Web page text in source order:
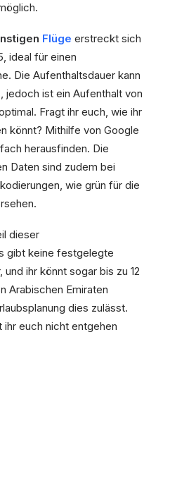
Flüge erstreckt sich
ideal für einen
Die Aufenthaltsdauer kann
ist ein Aufenthalt von
Fragt ihr euch, wie ihr
könnt? Mithilfe von Google
herausfinden. Die
Daten sind zudem bei
wie grün für die
dieser
gibt keine festgelegte
ihr könnt sogar bis zu 12
Arabischen Emiraten
dies zulässt.
euch nicht entgehen